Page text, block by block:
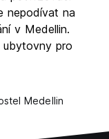
nepodívat na
v Medellin.
ubytovny pro
Medellin